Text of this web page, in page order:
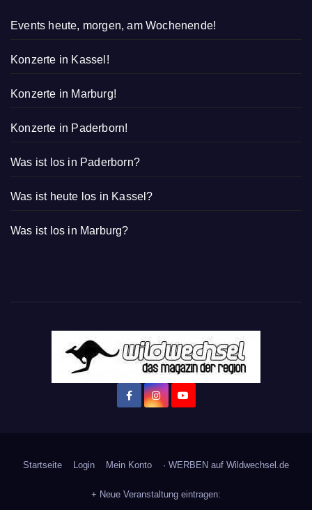
Events heute, morgen, am Wochenende!
Konzerte in Kassel!
Konzerte in Marburg!
Konzerte in Paderborn!
Was ist los in Paderborn?
Was ist heute los in Kassel?
Was ist los in Marburg?
Startseite Login Mein Konto · WERBEN auf Wildwechsel.de
+ Neue Veranstaltung eintragen: